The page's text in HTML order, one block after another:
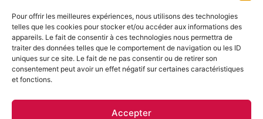
Pour offrir les meilleures expériences, nous utilisons des technologies
telles que les cookies pour stocker et/ou accéder aux informations des
appareils. Le fait de consentir à ces technologies nous permettra de
traiter des données telles que le comportement de navigation ou les ID
uniques sur ce site. Le fait de ne pas consentir ou de retirer son
consentement peut avoir un effet négatif sur certaines caractéristiques
et fonctions.
Accepter
Véhicules d’occasion
Contact
Prestations
Entretien
Fleury Auto
Mentions légales
Politique de confidentialité